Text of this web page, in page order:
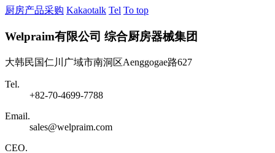
厨房产品采购 Kakaotalk Tel To top
Welpraim有限公司 综合厨房器械集团
大韩民国仁川广域市南洞区Aenggogae路627
Tel.
+82-70-4699-7788
Email.
sales@welpraim.com
CEO.